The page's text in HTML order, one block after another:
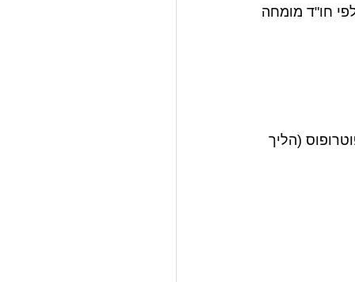
חו"ד מומחה
(הליך